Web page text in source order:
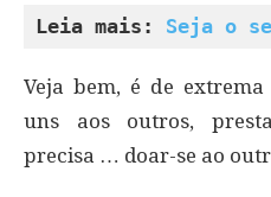
Leia mais: Seja o
Veja bem, é de
uns aos outros,
precisa … doar-se ao